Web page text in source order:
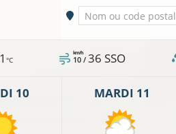
Ville sélectionnée
Nom ou code postal
°C 10 /
km/h 36 SSO
10 MARDI 11